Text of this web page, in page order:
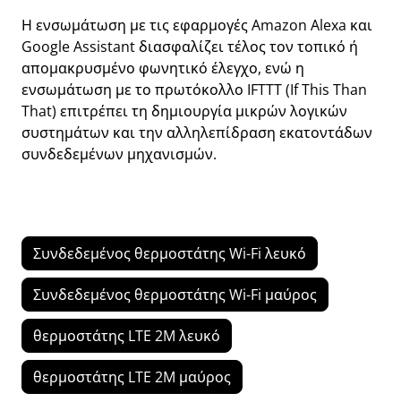
Η ενσωμάτωση με τις εφαρμογές Amazon Alexa και
Google Assistant διασφαλίζει τέλος τον τοπικό ή
απομακρυσμένο φωνητικό έλεγχο, ενώ η
ενσωμάτωση με το πρωτόκολλο IFTTT (If This Than
That) επιτρέπει τη δημιουργία μικρών λογικών
συστημάτων και την αλληλεπίδραση εκατοντάδων
συνδεδεμένων μηχανισμών.
Συνδεδεμένος θερμοστάτης Wi-Fi λευκό
Συνδεδεμένος θερμοστάτης Wi-Fi μαύρος
θερμοστάτης LTE 2M λευκό
θερμοστάτης LTE 2M μαύρος